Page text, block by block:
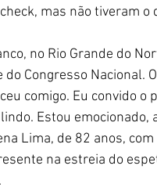
mas não tiveram
no Rio Grande do
do Congresso
comigo. Eu convido
Estou emocionado,
Lima, de 82 anos,
na estreia do